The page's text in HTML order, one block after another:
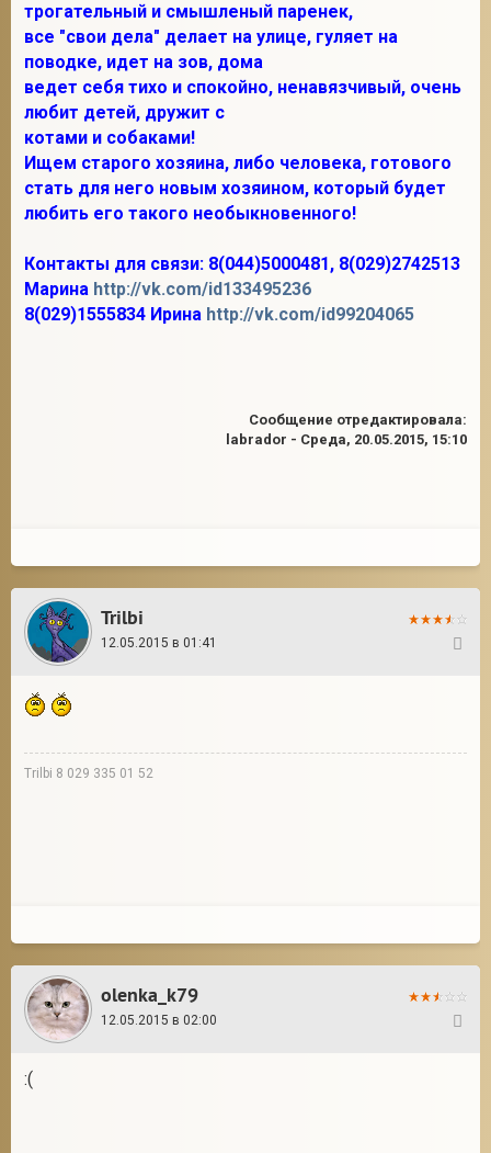
трогательный и смышленый паренек,
все "свои дела" делает на улице, гуляет на
поводке, идет на зов, дома
ведет себя тихо и спокойно, ненавязчивый, очень
любит детей, дружит с
котами и собаками!
Ищем старого хозяина, либо человека, готового
стать для него новым хозяином, который будет
любить его такого необыкновенного!
Контакты для связи: 8(044)5000481, 8(029)2742513
Марина http://vk.com/id133495236
8(029)1555834 Ирина http://vk.com/id99204065
Сообщение отредактировала:
labrador - Среда, 20.05.2015, 15:10
Trilbi
12.05.2015 в 01:41
Trilbi 8 029 335 01 52
olenka_k79
12.05.2015 в 02:00
:(